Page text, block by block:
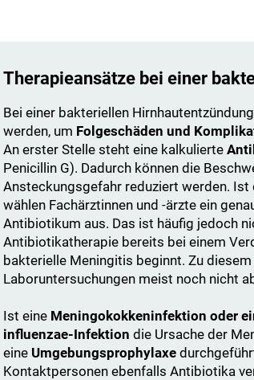
Therapieansätze bei einer
Bei einer bakteriellen
werden, um Folgeschäden und
An erster Stelle steht eine kalkulierte
Penicillin G). Dadurch können die
Ansteckungsgefahr reduziert werden. Ist
wählen Fachärztinnen und -ärzte ein
Antibiotikum aus. Das ist häufig jedoch
Antibiotikatherapie bereits bei einem
bakterielle Meningitis beginnt. Zu
Laboruntersuchungen meist noch nicht
Ist eine Meningokokkeninfektion oder
influenzae-Infektion die Ursache der
eine Umgebungsprophylaxe
Kontaktpersonen ebenfalls Antibiotika